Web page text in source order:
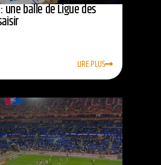
une balle de Ligue des
LIRE PLUS